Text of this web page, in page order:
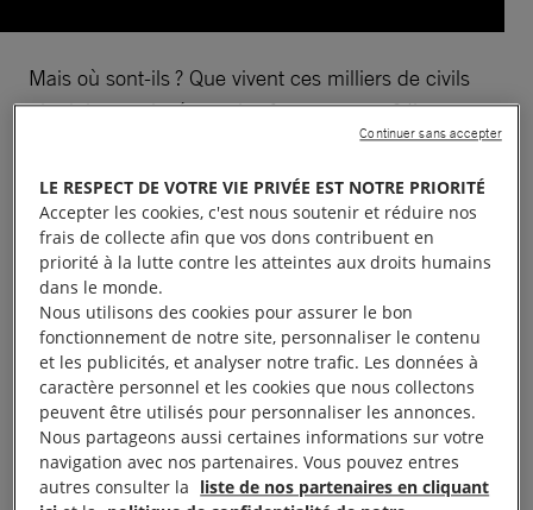
Mais où sont-ils ? Que vivent ces milliers de civils
ukrainiens enlevés par les forces russes ? Ils
disparaissent du jour au lendemain, sans être
enregistrés ni jugés. Ces questions obsèdent leurs
familles qui, depuis l’invasion de l’Ukraine par la
Russie en février 2022, s’organisent, réclament leur
retour, manifestent. Elles tentent aussi, avec les
moyens du bord, de retrouver leur trace en ratissant
les réseaux sociaux, en interrogeant les revenants,
dans l’espoir de recueillir un signe de vie.
Nos reporters, Laurène Daycard et Cerise Sudry-Le
Dû, ont enquêté en Ukraine, près de Kiev, dans la
région de Dnipro et de Lviv. Elles ont rencontré des
LE RESPECT DE VOTRE VIE PRIVÉE EST NOTRE PRIORITÉ
Accepter les cookies, c'est nous soutenir et réduire nos
frais de collecte afin que vos dons contribuent en
priorité à la lutte contre les atteintes aux droits humains
dans le monde.
Nous utilisons des cookies pour assurer le bon
fonctionnement de notre site, personnaliser le contenu
et les publicités, et analyser notre trafic. Les données à
caractère personnel et les cookies que nous collectons
peuvent être utilisés pour personnaliser les annonces.
Nous partageons aussi certaines informations sur votre
navigation avec nos partenaires. Vous pouvez entres
autres consulter la liste de nos partenaires en cliquant
Continuer sans accepter